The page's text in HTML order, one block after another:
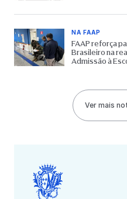
NA FAAP
FAAP reforça
Brasileiro na
Admissão à
Ver mais